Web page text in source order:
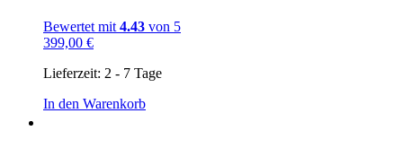
Bewertet mit4.43 von 5
399,00 €
Lieferzeit: 2 - 7 Tage
In den Warenkorb